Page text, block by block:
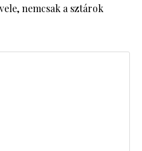
nemcsak a sztárok